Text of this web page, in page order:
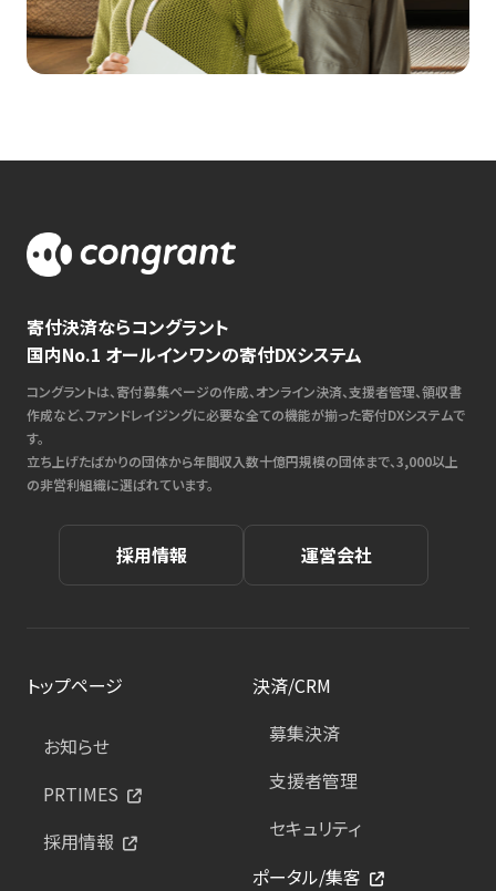
寄付決済ならコングラント
国内No.1 オールインワンの寄付DXシステム
コングラントは、寄付募集ページの作成、オンライン決済、支援者管理、領収書
作成など、ファンドレイジングに必要な全ての機能が揃った寄付DXシステムで
す。
立ち上げたばかりの団体から年間収入数十億円規模の団体まで、3,000以上
の非営利組織に選ばれています。
採用情報 運営会社
トップページ
お知らせ
PRTIMES
採用情報
決済/CRM
募集決済
支援者管理
セキュリティ
ポータル/集客